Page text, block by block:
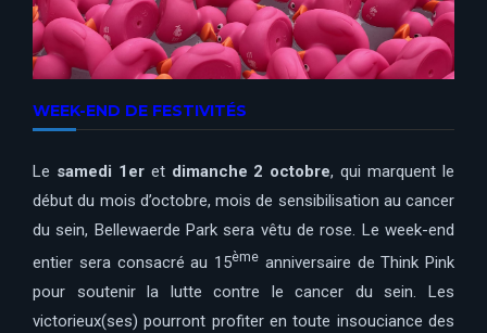
WEEK-END DE FESTIVITÉS
Le samedi 1eret dimanche 2 octobre, qui marquent le
début du mois d’octobre, mois de sensibilisation au cancer
du sein, Bellewaerde Park sera vêtu de rose. Le week-end
entier sera consacré au 15ème anniversaire de Think Pink
pour soutenir la lutte contre le cancer du sein. Les
victorieux(ses) pourront profiter en toute insouciance des